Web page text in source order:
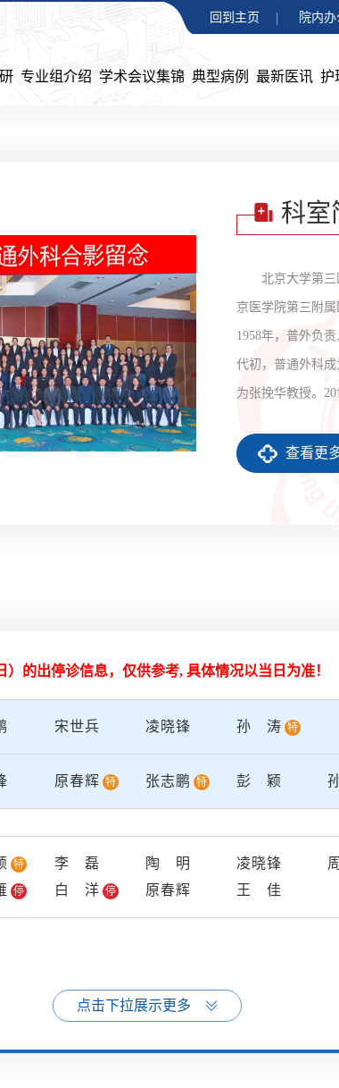
回到主页 院内
专业组介绍 学术会议集锦 典型病例 最新医讯 护
科室
北京大学第
京医学院第三附
1958年，普外负
代初，普通外科
为张挽华教授。
胰组、胃肠组、血
查看更
）的出停诊信息，仅供参考, 具体情况以当日为准！
宋世兵 凌晓锋 孙涛 特
原春辉 特 张志鹏 特 彭颖
特 李磊 陶明 凌晓锋
停 白洋 停 原春辉 王佳
点击下拉展示更多